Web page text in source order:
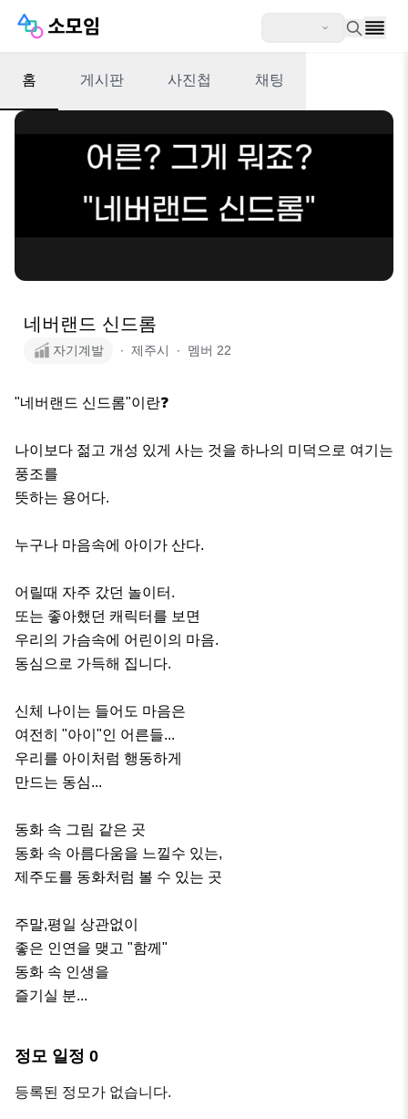
홈 게시판 사진첩 채팅
네버랜드 신드롬
자기계발 ∙ 제주시 ∙ 멤버 22
"네버랜드 신드롬"이란❓️
나이보다 젊고 개성 있게 사는 것을 하나의 미덕으로 여기는
풍조를
뜻하는 용어다.
누구나 마음속에 아이가 산다.
어릴때 자주 갔던 놀이터.
또는 좋아했던 캐릭터를 보면
우리의 가슴속에 어린이의 마음.
동심으로 가득해 집니다.
신체 나이는 들어도 마음은
여전히 "아이"인 어른들...
우리를 아이처럼 행동하게
만드는 동심...
동화 속 그림 같은 곳
동화 속 아름다움을 느낄수 있는,
제주도를 동화처럼 볼 수 있는 곳
주말,평일 상관없이
좋은 인연을 맺고 "함께"
동화 속 인생을
즐기실 분...
정모 일정 0
등록된 정모가 없습니다.